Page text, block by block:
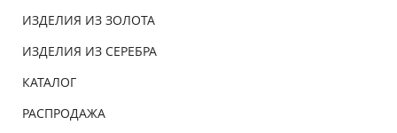
ИЗДЕЛИЯ ИЗ ЗОЛОТА
ИЗДЕЛИЯ ИЗ СЕРЕБРА
КАТАЛОГ
РАСПРОДАЖА